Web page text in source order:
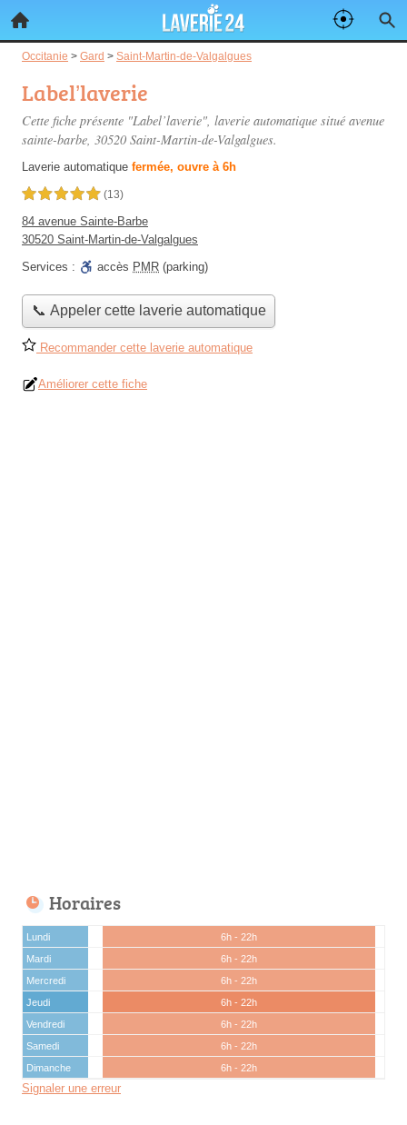
Occitanie > Gard > Saint-Martin-de-Valgalgues
Label’laverie
Cette fiche présente "Label’laverie", laverie automatique situé avenue
sainte-barbe, 30520 Saint-Martin-de-Valgalgues.
Laverie automatique fermée, ouvre à 6h
5,0 étoiles sur 5 (13)
84 avenue Sainte-Barbe
30520 Saint-Martin-de-Valgalgues
Services :
accès PMR (parking)
📞 Appeler cette laverie automatique
Recommander cette laverie automatique
Améliorer cette fiche
Horaires
Lundi
6h - 22h
Mardi
6h - 22h
Mercredi
6h - 22h
Jeudi
6h - 22h
Vendredi
6h - 22h
Samedi
6h - 22h
Dimanche
6h - 22h
Signaler une erreur